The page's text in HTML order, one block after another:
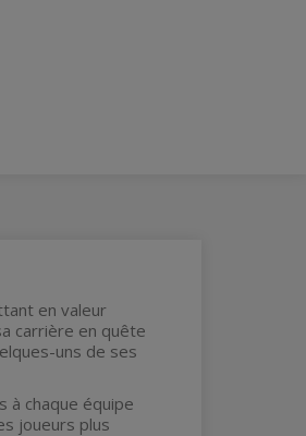
en valeur
carrière en quête
uns de ses
à chaque équipe
joueurs plus